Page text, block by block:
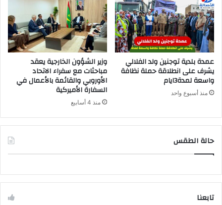
عمدة بلدية توجنين ولد الفلالي
يشرف على انطلاقة حملة نظافة
واسعة لمدة3ايام
منذ أسبوع واحد
وزير الشؤون الخارجية يعقد
مباحثات مع سفراء الاتحاد
الأوروبي والقائمة بالأعمال في
السفارة الأميركية
منذ 4 أسابيع
حالة الطقس
تابعنا